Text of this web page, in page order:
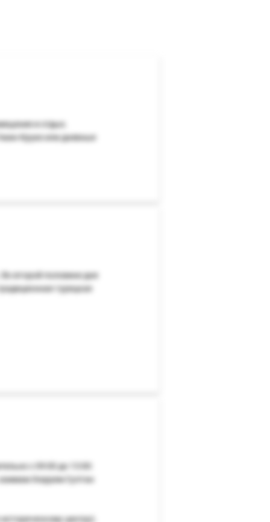
и отдых.
Круиз или дневные
второй половине дня
турецкая
с 09:00 до 13:00:
Хюррем Султан
центру).